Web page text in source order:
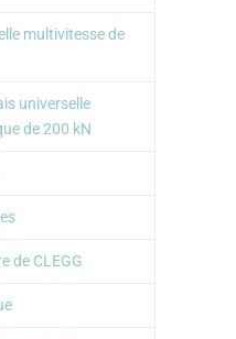
multivitesse de
universelle
de 200 kN
de CLEGG